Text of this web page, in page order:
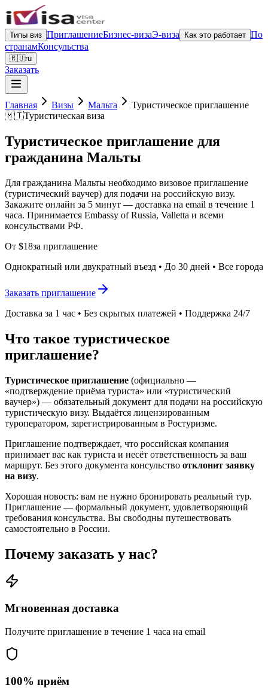
Типы виз ПриглашениеБизнес-визаЭ-виза Как это работает По
странамКонсульства
🇷🇺ru
Заказать
Главная Визы Мальта
Туристическое приглашение
🇲🇹Туристическая виза
Туристическое приглашение для
гражданина Мальты
Для гражданина Мальты необходимо визовое приглашение
(туристический ваучер) для подачи на российскую визу.
Закажите онлайн за 5 минут — доставка на email в течение 1
часа. Принимается Embassy of Russia, Valletta и всеми
консульствами РФ.
От $18за приглашение
Однократный или двукратный въезд • До 30 дней • Все города
Заказать приглашение
Доставка за 1 час • Без скрытых платежей • Поддержка 24/7
Что такое туристическое
приглашение?
Туристическое приглашение (официально —
«подтверждение приёма туриста» или «туристический
ваучер») — обязательный документ для подачи на российскую
туристическую визу. Выдаётся лицензированным
туроператором, зарегистрированным в Ростуризме.
Приглашение подтверждает, что российская компания
принимает вас как туриста и несёт ответственность за ваш
маршрут. Без этого документа консульство отклонит заявку
на визу.
Хорошая новость: вам не нужно бронировать реальный тур.
Приглашение — формальный документ, удовлетворяющий
требования консульства. Вы свободны путешествовать
самостоятельно в России.
Почему заказать у нас?
Мгновенная доставка
Получите приглашение в течение 1 часа на email
100% приём